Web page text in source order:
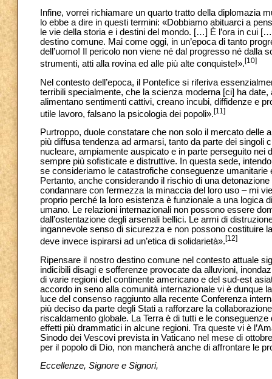
Infine, vorrei richiamare un quarto tratto della diplomazia
lo ebbe a dire in questi termini: «Dobbiamo abituarci a
le vie della storia e i destini del mondo. […] È l’ora in cui
destino comune. Mai come oggi, in un’epoca di tanto
dell’uomo! Il pericolo non viene né dal progresso né
strumenti, atti alla rovina ed alle più alte conquiste!».[10]
Nel contesto dell’epoca, il Pontefice si riferiva
terribili specialmente, che la scienza moderna [ci] ha
alimentano sentimenti cattivi, creano incubi, diffidenze e
utile lavoro, falsano la psicologia dei popoli».[11]
Purtroppo, duole constatare che non solo il mercato delle
più diffusa tendenza ad armarsi, tanto da parte dei
nucleare, ampiamente auspicato e in parte perseguito
sempre più sofisticate e distruttive. In questa sede,
se consideriamo le catastrofiche conseguenze
Pertanto, anche considerando il rischio di una
condannare con fermezza la minaccia del loro uso – mi
proprio perché la loro esistenza è funzionale a una logica
umano. Le relazioni internazionali non possono essere
dall’ostentazione degli arsenali bellici. Le armi di
ingannevole senso di sicurezza e non possono costituire
deve invece ispirarsi ad un’etica di solidarietà».[12]
Ripensare il nostro destino comune nel contesto attuale
indicibili disagi e sofferenze provocate da alluvioni,
di varie regioni del continente americano e del sud-est
accordo in seno alla comunità internazionale vi è dunque
luce del consenso raggiunto alla recente Conferenza
più deciso da parte degli Stati a rafforzare la
riscaldamento globale. La Terra è di tutti e le
effetti più drammatici in alcune regioni. Tra queste vi è
Sinodo dei Vescovi prevista in Vaticano nel mese di
per il popolo di Dio, non mancherà anche di affrontare le
Eccellenze, Signore e Signori,